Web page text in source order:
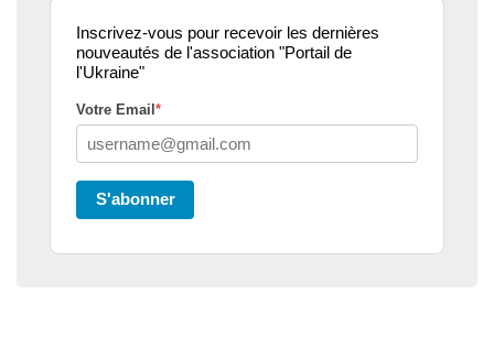
Inscrivez-vous pour recevoir les dernières
nouveautés de l'association "Portail de
l'Ukraine"
Votre Email *
S'abonner